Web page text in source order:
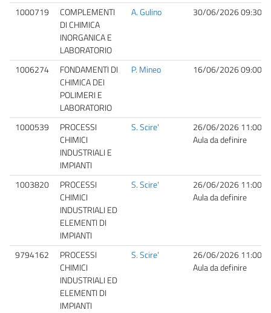
1000719
COMPLEMENTI
DI CHIMICA
INORGANICA E
LABORATORIO
A. Gulino 30/06/2026 09:30
1006274
FONDAMENTI DI
CHIMICA DEI
POLIMERI E
LABORATORIO
P. Mineo 16/06/2026 09:00
1000539
PROCESSI
CHIMICI
INDUSTRIALI E
IMPIANTI
S. Scire'
26/06/2026 11:00
Aula da definire
1003820
PROCESSI
CHIMICI
INDUSTRIALI ED
ELEMENTI DI
IMPIANTI
S. Scire'
26/06/2026 11:00
Aula da definire
9794162
PROCESSI
CHIMICI
INDUSTRIALI ED
ELEMENTI DI
IMPIANTI
S. Scire'
26/06/2026 11:00
Aula da definire